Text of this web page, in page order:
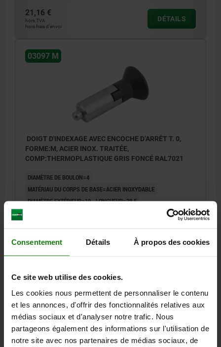
Consentement Détails À propos des cookies
Ce site web utilise des cookies.
Les cookies nous permettent de personnaliser le contenu
et les annonces, d'offrir des fonctionnalités relatives aux
médias sociaux et d'analyser notre trafic. Nous
partageons également des informations sur l'utilisation de
notre site avec nos partenaires de médias sociaux, de
21,16 €
hors TVA
hors frais d’envoi
DÉTAILS
03097 M
DOIGT D'INDEXAGE AVEC ENCOCHE D’ARRÊT T. 0,
FORME:M, ACIER INOX. TRAITÉE,
COMP:THERMOPLASTIQUE GRIS FONCÉ RAL7021
DIAMÈTRE DE BOULON=4
MATÉRIAU DU CORPS DE BASE=ACIER INOXYDABLE
DIAMÈTRE EXTÉRIEUR=10 LONGUEUR=38,5
D2=18
hors TVA
DÉTAILS
03097 M